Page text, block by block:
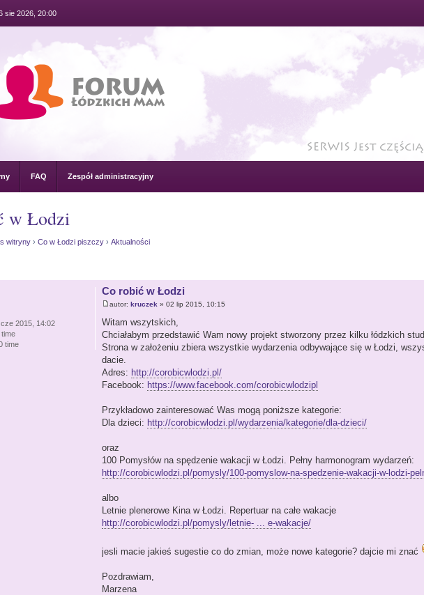
sie 2026, 20:00
FAQ Zespół administracyjny
w Łodzi
witryny › Co w Łodzi piszczy › Aktualności
Co robić w Łodzi
autor: kruczek » 02 lip 2015, 10:15
Witam wszytskich,
Chciałabym przedstawić Wam nowy projekt stworzony przez kilku łódzkich
Strona w założeniu zbiera wszystkie wydarzenia odbywające się w Łodzi,
dacie.
Adres: http://corobicwlodzi.pl/
Facebook: https://www.facebook.com/corobicwlodzipl
Przykładowo zainteresować Was mogą poniższe kategorie:
Dla dzieci: http://corobicwlodzi.pl/wydarzenia/kategorie/dla-dzieci/
oraz
100 Pomysłów na spędzenie wakacji w Łodzi. Pełny harmonogram wydarzeń:
http://corobicwlodzi.pl/pomysly/100-pomyslow-na-spedzenie-wakacji-w-lodzi-
albo
Letnie plenerowe Kina w Łodzi. Repertuar na całe wakacje
http://corobicwlodzi.pl/pomysly/letnie- ... e-wakacje/
jesli macie jakieś sugestie co do zmian, może nowe kategorie? dajcie mi znać
Pozdrawiam,
Marzena
2015, 14:02
time
time